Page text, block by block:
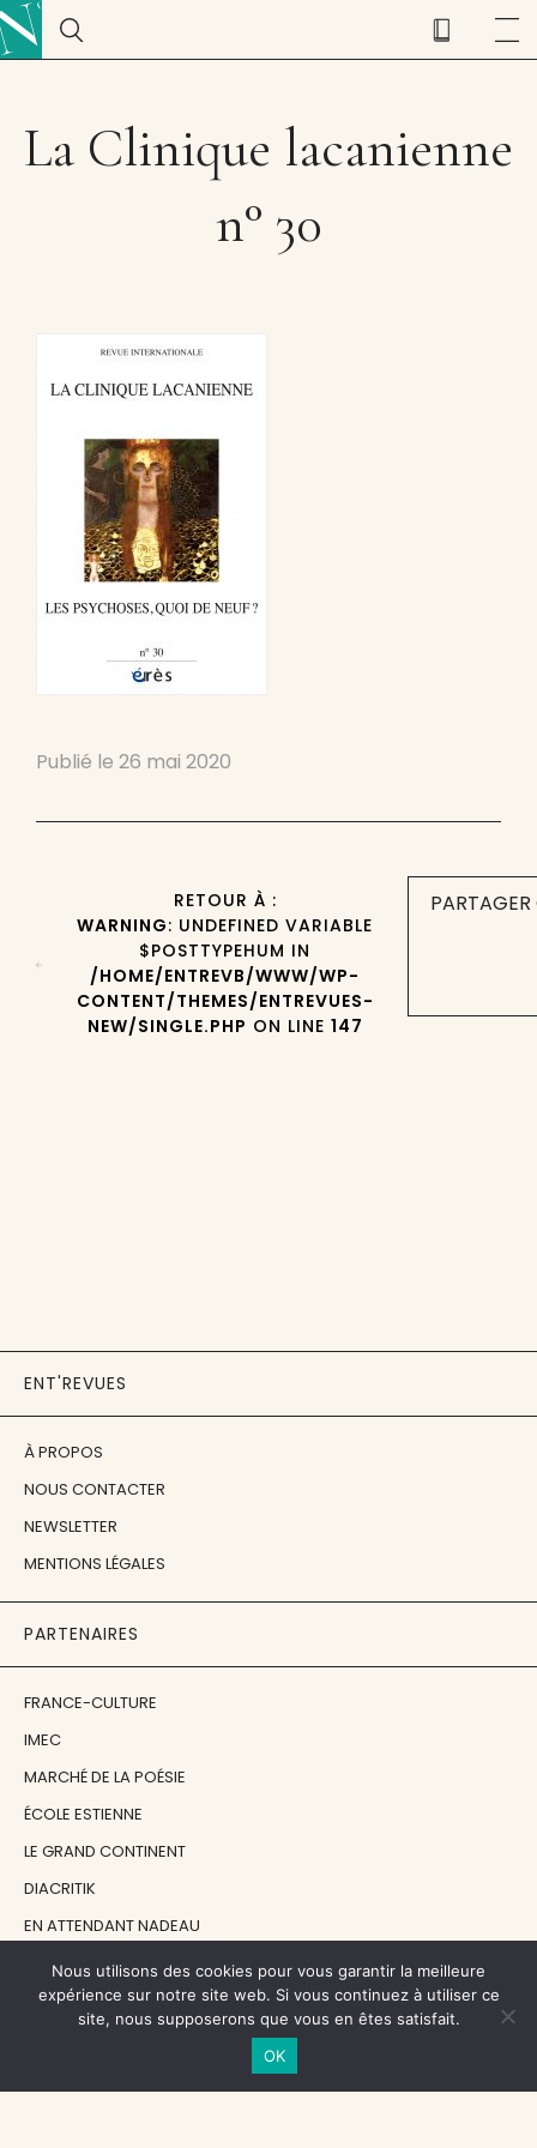
La Clinique lacanienne
n° 30
Publié le 26 mai 2020
RETOUR À :
WARNING: UNDEFINED VARIABLE
$POSTTYPEHUM IN
/HOME/ENTREVB/WWW/WP-
CONTENT/THEMES/ENTREVUES-
NEW/SINGLE.PHP ON LINE 147
ENT'REVUES
À PROPOS
NOUS CONTACTER
NEWSLETTER
MENTIONS LÉGALES
PARTENAIRES
FRANCE-CULTURE
IMEC
MARCHÉ DE LA POÉSIE
ÉCOLE ESTIENNE
LE GRAND CONTINENT
DIACRITIK
EN ATTENDANT NADEAU
NOS SOUTIENS
Nous utilisons des cookies pour vous garantir la meilleure
expérience sur notre site web. Si vous continuez à utiliser ce
site, nous supposerons que vous en êtes satisfait.
OK